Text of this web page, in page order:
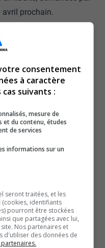
avril prochain.
preuve. Ainsi, il n’y a
y avoir le dépôt des
le procès à l’hiver.
le procès aurait lieu du
durée de presque
Antoine Désaulniers,
publication sur le
par les faits.
dans la région le
c’est un événement
de la tenue d’un
consentement
à caractère
suivants :
mesure de
et du contenu, études
de services
informations sur un
seront traitées, et les
identifiants
pourront être stockées
que partagées avec lui,
Nos partenaires et
d'utiliser des données de